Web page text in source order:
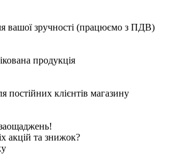
вашої зручності (працюємо з ПДВ)
продукція
постійних клієнтів магазину
акцій та знижок?